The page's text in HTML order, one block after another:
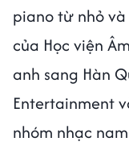
piano từ nhỏ
của Học viện
anh sang Hàn
Entertainment
nhóm nhạc